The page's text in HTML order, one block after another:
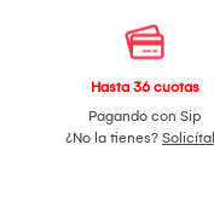
Hasta 36 cuotas
Pagando con Sip
¿No la tienes?